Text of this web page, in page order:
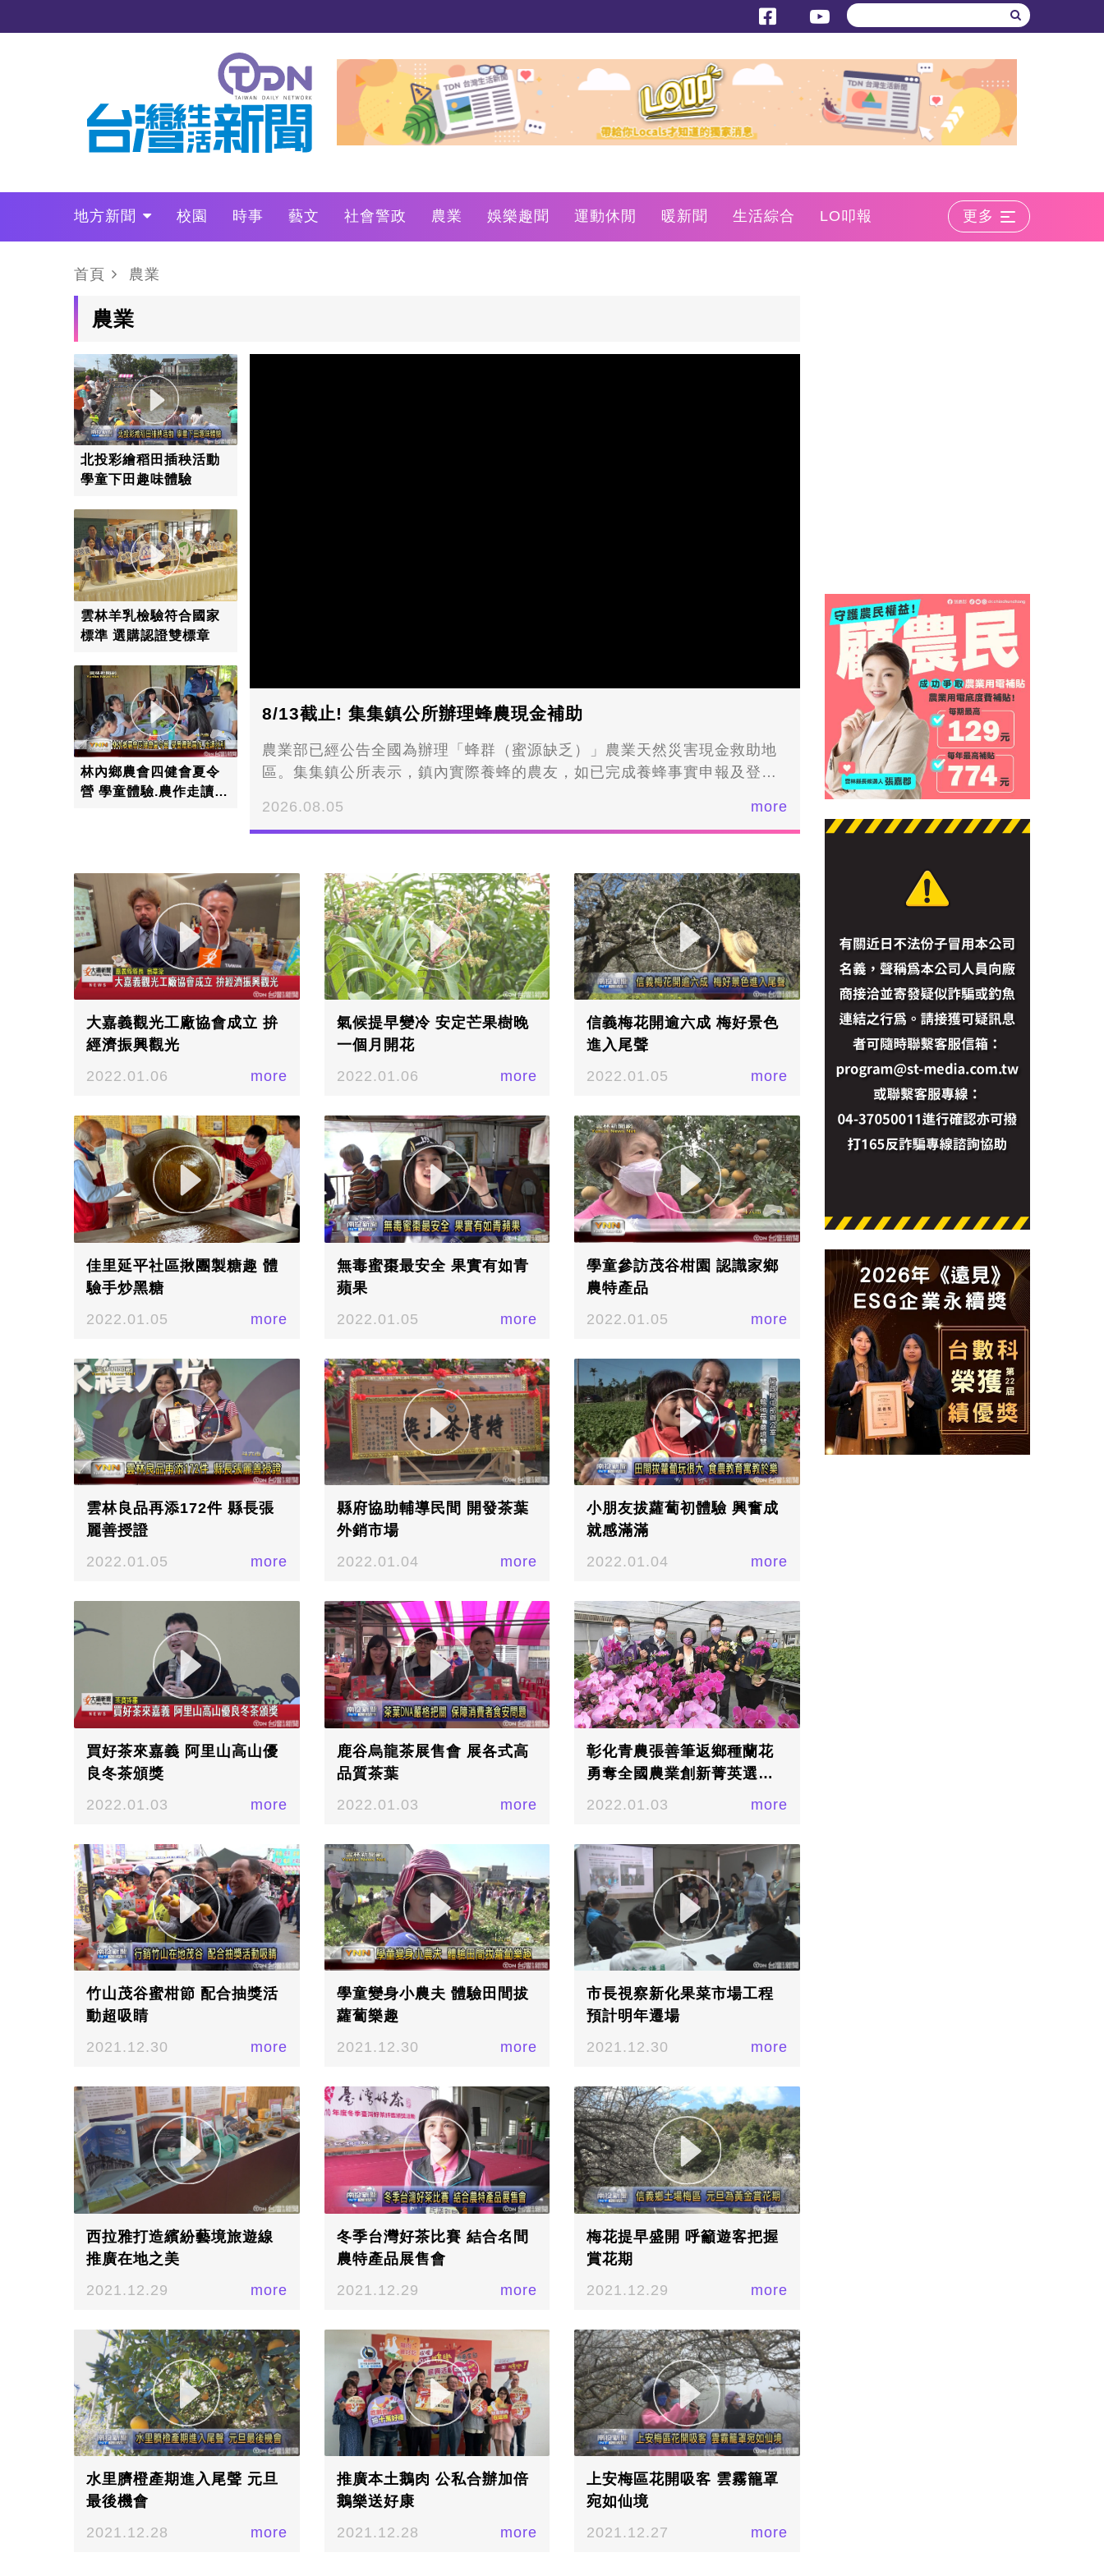
地方新聞 校園 時事 藝文 社會警政 農業 娛樂趣聞 運動休閒 暖新聞 生活綜合
LO叩報
政治
財經 LO叩敲敲門
更多
首頁 農業
農業
北投彩繪稻田插秧活動
學童下田趣味體驗
雲林羊乳檢驗符合國家
標準 選購認證雙標章
林內鄉農會四健會夏令
營 學童體驗.農作走讀水
8/13截止! 集集鎮公所辦理蜂農現金補助
農業部已經公告全國為辦理「蜂群（蜜源缺乏）」農業天然災害現金救助地
區。集集鎮公所表示，鎮內實際養蜂的農友，如已完成養蜂事實申報及登錄
集集鎮公所農經課提出申請。受到氣候影響，今年蜜蜂的產蜜量有明顯的減
少，因此經過立委游顥聽取蜂農的陳情後，特別向農業部提出農業天然災害
顯的減少/記者金芸亘攝集集鎮公所表示，鎮內農友的蜂群若因115年1至2月
因為乾旱造成產蜜減少來產生損失，請養蜂農友就趕緊準備好相關資料，留
意申請期限趕緊前來公所辦理救助。主辦單位也提醒農民，你養的蜂群損失
率就要達到20%以上，沒有達到20%就無法提供一箱550元的現金救助。▲
蜂群損失率達20%以上，請趕在8/13號之前，備妥相關資料至集集鎮公所農
經課提出申請/記者金芸亘攝
2026.08.05 more
大嘉義觀光工廠協會成立 拚
經濟振興觀光
2022.01.06
more
氣候提早變冷 安定芒果樹晚
一個月開花
2022.01.06
more
信義梅花開逾六成 梅好景色
進入尾聲
2022.01.05
more
佳里延平社區揪團製糖趣 體
驗手炒黑糖
2022.01.05
more
無毒蜜棗最安全 果實有如青
蘋果
2022.01.05
more
學童參訪茂谷柑園 認識家鄉
農特產品
2022.01.05
more
雲林良品再添172件 縣長張
麗善授證
2022.01.05
more
縣府協助輔導民間 開發茶葉
外銷市場
2022.01.04
more
小朋友拔蘿蔔初體驗 興奮成
就感滿滿
2022.01.04
more
買好茶來嘉義 阿里山高山優
良冬茶頒獎
2022.01.03
more
鹿谷烏龍茶展售會 展各式高
品質茶葉
2022.01.03
more
彰化青農張善筆返鄉種蘭花
勇奪全國農業創新菁英選拔
2022.01.03 more
竹山茂谷蜜柑節 配合抽獎活
動超吸睛
2021.12.30
more
學童變身小農夫 體驗田間拔
蘿蔔樂趣
2021.12.30
more
市長視察新化果菜市場工程
預計明年遷場
2021.12.30
more
西拉雅打造繽紛藝境旅遊線
推廣在地之美
2021.12.29
more
冬季台灣好茶比賽 結合名間
農特產品展售會
2021.12.29
more
梅花提早盛開 呼籲遊客把握
賞花期
2021.12.29
more
水里臍橙產期進入尾聲 元旦
最後機會
2021.12.28
more
推廣本土鵝肉 公私合辦加倍
鵝樂送好康
2021.12.28
more
上安梅區花開吸客 雲霧籠罩
宛如仙境
2021.12.27
more